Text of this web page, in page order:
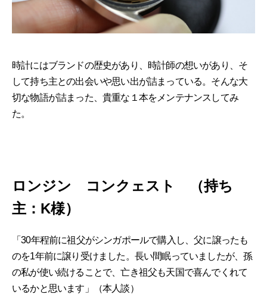
時計にはブランドの歴史があり、時計師の想いがあり、そ
して持ち主との出会いや思い出が詰まっている。そんな大
切な物語が詰まった、貴重な１本をメンテナンスしてみ
た。
ロンジン コンクェスト （持ち
主：K様）
「30年程前に祖父がシンガポールで購入し、父に譲ったも
のを1年前に譲り受けました。長い間眠っていましたが、孫
の私が使い続けることで、亡き祖父も天国で喜んでくれて
いるかと思います」（本人談）